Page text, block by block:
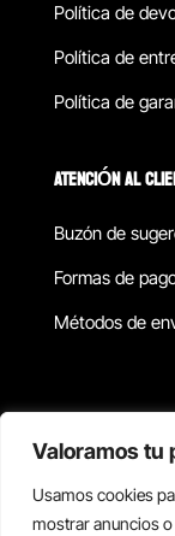
Valoramos tu
Usamos cookies
mostrar anuncios
Política de
Política de
Política de
ATENCIÓN AL
Buzón de
Formas de
Métodos de
Copyright ©